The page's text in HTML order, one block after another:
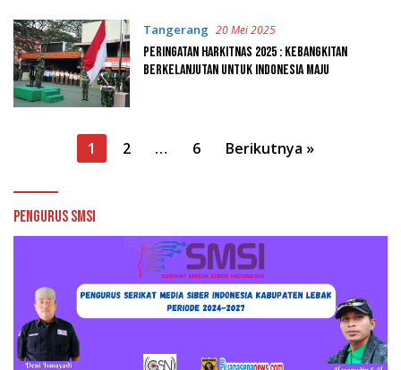
Tangerang 20 Mei 2025
Peringatan Harkitnas 2025 : Kebangkitan
Berkelanjutan Untuk Indonesia Maju
1 2 … 6 Berikutnya »
Pengurus SMSI